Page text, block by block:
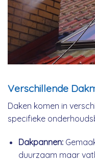
Verschillende
Daken komen in
specifieke
Dakpannen:
duurzaam maar